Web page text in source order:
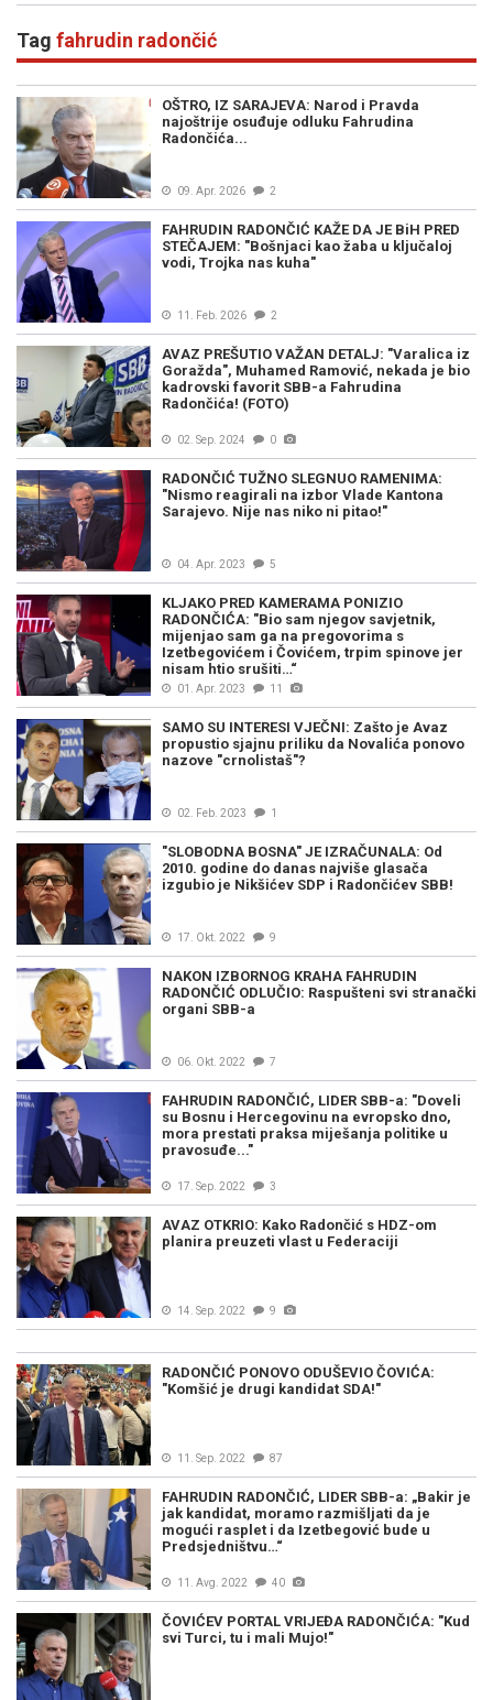
Tag fahrudin radončić
OŠTRO, IZ SARAJEVA: Narod i Pravda
najoštrije osuđuje odluku Fahrudina
Radončića...
09. Apr. 2026 2
FAHRUDIN RADONČIĆ KAŽE DA JE BiH PRED
STEČAJEM: "Bošnjaci kao žaba u ključaloj
vodi, Trojka nas kuha"
11. Feb. 2026 2
AVAZ PREŠUTIO VAŽAN DETALJ: "Varalica iz
Goražda", Muhamed Ramović, nekada je bio
kadrovski favorit SBB-a Fahrudina
Radončića! (FOTO)
02. Sep. 2024 0
RADONČIĆ TUŽNO SLEGNUO RAMENIMA:
"Nismo reagirali na izbor Vlade Kantona
Sarajevo. Nije nas niko ni pitao!"
04. Apr. 2023 5
KLJAKO PRED KAMERAMA PONIZIO
RADONČIĆA: "Bio sam njegov savjetnik,
mijenjao sam ga na pregovorima s
Izetbegovićem i Čovićem, trpim spinove jer
nisam htio srušiti…“
01. Apr. 2023 11
SAMO SU INTERESI VJEČNI: Zašto je Avaz
propustio sjajnu priliku da Novalića ponovo
nazove "crnolistaš"?
02. Feb. 2023 1
"SLOBODNA BOSNA" JE IZRAČUNALA: Od
2010. godine do danas najviše glasača
izgubio je Nikšićev SDP i Radončićev SBB!
17. Okt. 2022 9
NAKON IZBORNOG KRAHA FAHRUDIN
RADONČIĆ ODLUČIO: Raspušteni svi stranački
organi SBB-a
06. Okt. 2022 7
FAHRUDIN RADONČIĆ, LIDER SBB-a: "Doveli
su Bosnu i Hercegovinu na evropsko dno,
mora prestati praksa miješanja politike u
pravosuđe..."
17. Sep. 2022 3
AVAZ OTKRIO: Kako Radončić s HDZ-om
planira preuzeti vlast u Federaciji
14. Sep. 2022 9
RADONČIĆ PONOVO ODUŠEVIO ČOVIĆA:
"Komšić je drugi kandidat SDA!"
11. Sep. 2022 87
FAHRUDIN RADONČIĆ, LIDER SBB-a: „Bakir je
jak kandidat, moramo razmišljati da je
mogući rasplet i da Izetbegović bude u
Predsjedništvu…“
11. Avg. 2022 40
ČOVIĆEV PORTAL VRIJEĐA RADONČIĆA: "Kud
svi Turci, tu i mali Mujo!"